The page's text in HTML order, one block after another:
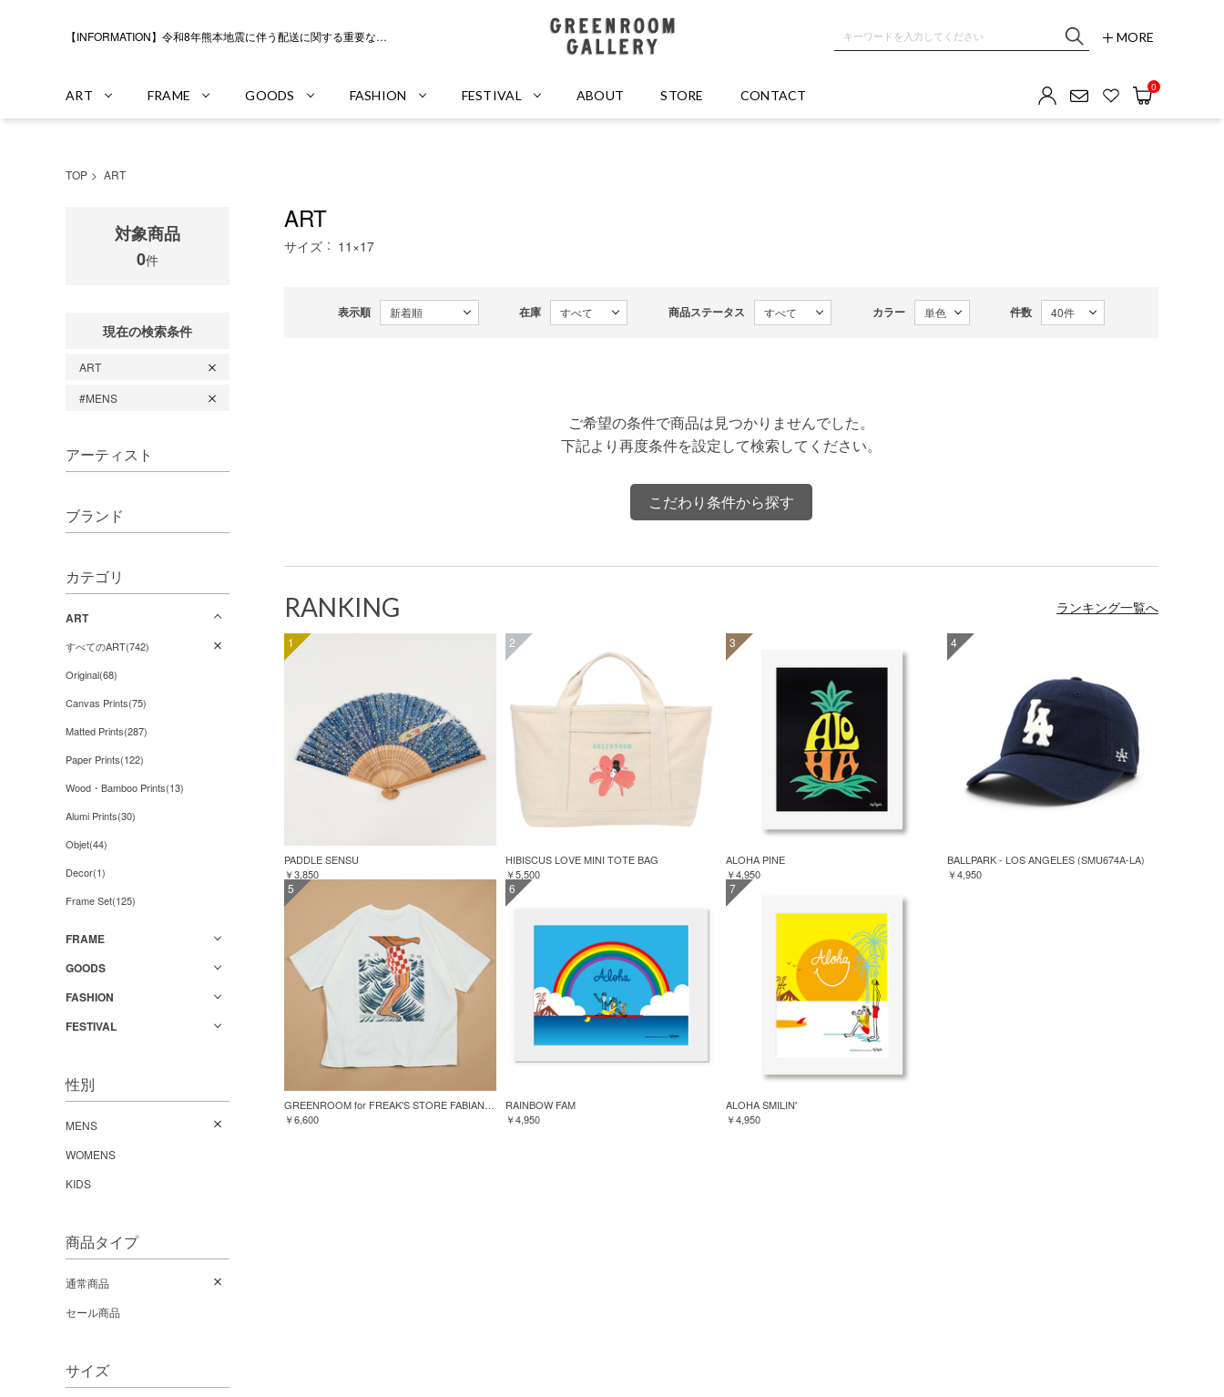
【INFORMATION】令和8年熊本地震に伴う配送に関する重要なお知らせ
MORE
ART FRAME GOODS FASHION FESTIVAL ABOUT STORE CONTACT
0
TOP ART
対象商品
0件
現在の検索条件
ART
#MENS
アーティスト
ブランド
カテゴリ
ART
すべてのART(742)
Original(68)
Canvas Prints(75)
Matted Prints(287)
Paper Prints(122)
Wood・Bamboo Prints(13)
Alumi Prints(30)
Objet(44)
Decor(1)
Frame Set(125)
FRAME
GOODS
FASHION
FESTIVAL
性別
MENS
WOMENS
KIDS
商品タイプ
通常商品
セール商品
サイズ
ART
サイズ 11×17
表示順 在庫 商品ステータス カラー 件数
ご希望の条件で商品は見つかりませんでした。
下記より再度条件を設定して検索してください。
こだわり条件から探す
RANKING ランキング一覧へ
1
PADDLE SENSU
￥3,850
2
HIBISCUS LOVE MINI TOTE BAG
￥5,500
3
ALOHA PINE
￥4,950
4
BALLPARK - LOS ANGELES (SMU674A-LA)
￥4,950
5
GREENROOM for FREAK'S STORE FABIAN LAVATER S/S TEE
￥6,600
6
RAINBOW FAM
￥4,950
7
ALOHA SMILIN'
￥4,950